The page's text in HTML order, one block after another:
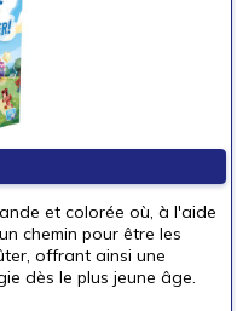
et colorée où, à l'aide
chemin pour être les
offrant ainsi une
dès le plus jeune âge.